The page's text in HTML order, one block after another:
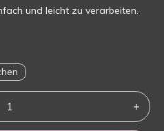
und leicht zu verarbeiten.